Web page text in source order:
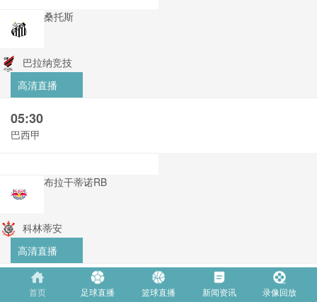
桑托斯
巴拉纳竞技
高清直播
05:30
巴西甲
布拉干蒂诺RB
科林蒂安
高清直播
06:30
首页 足球直播 篮球直播 新闻资讯 录像回放